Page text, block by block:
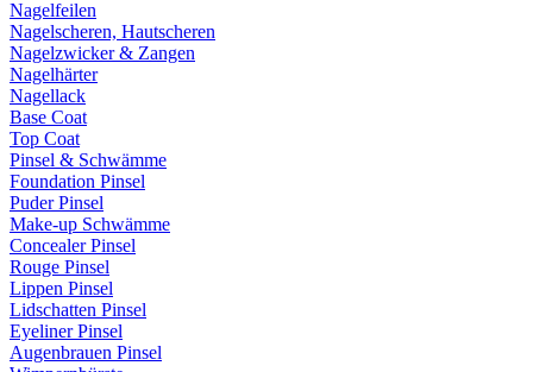
Nagelfeilen
Nagelscheren, Hautscheren
Nagelzwicker & Zangen
Nagelhärter
Nagellack
Base Coat
Top Coat
Pinsel & Schwämme
Foundation Pinsel
Puder Pinsel
Make-up Schwämme
Concealer Pinsel
Rouge Pinsel
Lippen Pinsel
Lidschatten Pinsel
Eyeliner Pinsel
Augenbrauen Pinsel